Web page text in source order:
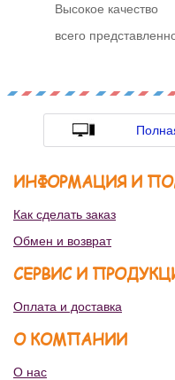
Высокое качество
всего
ИНФОРМАЦИЯ И
Как сделать заказ
Обмен и возврат
СЕРВИС И
Оплата и доставка
О КОМПАНИИ
О нас